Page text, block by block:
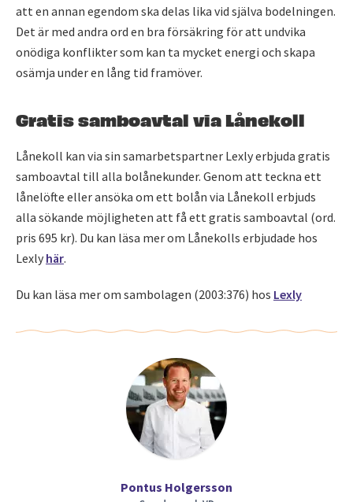
att en annan egendom ska delas lika vid själva bodelningen.
Det är med andra ord en bra försäkring för att undvika
onödiga konflikter som kan ta mycket energi och skapa
osämja under en lång tid framöver.
Gratis samboavtal via Lånekoll
Lånekoll kan via sin samarbetspartner Lexly erbjuda gratis
samboavtal till alla bolånekunder. Genom att teckna ett
lånelöfte eller ansöka om ett bolån via Lånekoll erbjuds
alla sökande möjligheten att få ett gratis samboavtal (ord.
pris 695 kr). Du kan läsa mer om Lånekolls erbjudade hos
Lexly här.
Du kan läsa mer om sambolagen (2003:376) hos Lexly
Pontus Holgersson